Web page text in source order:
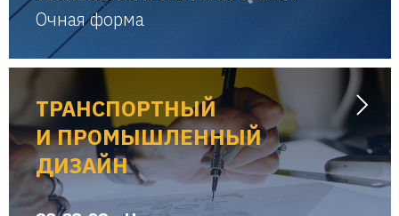
Очная форма
ТРАНСПОРТНЫЙ
И ПРОМЫШЛЕННЫЙ
ДИЗАЙН